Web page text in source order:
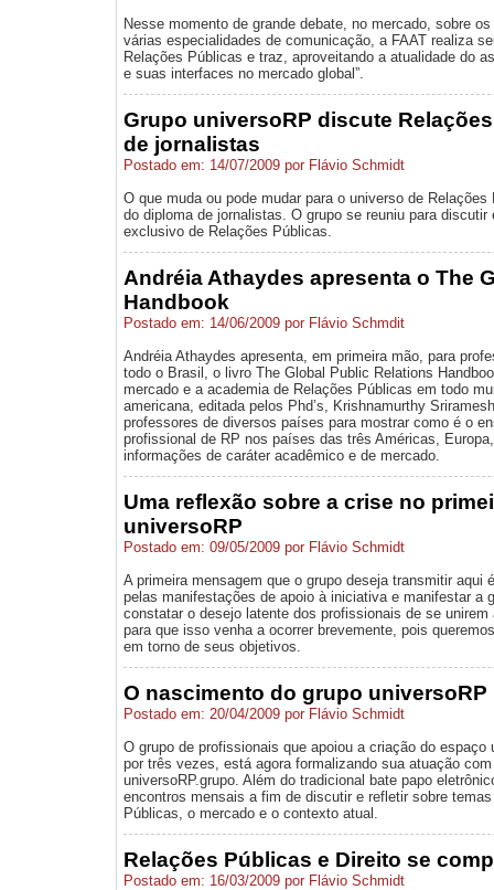
Nesse momento de grande debate, no mercado, sobre
várias especialidades de comunicação, a FAAT realiza
Relações Públicas e traz, aproveitando a atualidade do
e suas interfaces no mercado global”.
Grupo universoRP discute
de jornalistas
Postado em: 14/07/2009 por Flávio Schmidt
O que muda ou pode mudar para o universo de
do diploma de jornalistas. O grupo se reuniu para
exclusivo de Relações Públicas.
Andréia Athaydes apresenta o The
Handbook
Postado em: 14/06/2009 por Flávio Schmdit
Andréia Athaydes apresenta, em primeira mão, para
todo o Brasil, o livro The Global Public Relations
mercado e a academia de Relações Públicas em todo
americana, editada pelos Phd’s, Krishnamurthy
professores de diversos países para mostrar como é o
profissional de RP nos países das três Américas,
informações de caráter acadêmico e de mercado.
Uma reflexão sobre a crise no
universoRP
Postado em: 09/05/2009 por Flávio Schmidt
A primeira mensagem que o grupo deseja transmitir aqui
pelas manifestações de apoio à iniciativa e manifestar a
constatar o desejo latente dos profissionais de se
para que isso venha a ocorrer brevemente, pois
em torno de seus objetivos.
O nascimento do grupo universoRP
Postado em: 20/04/2009 por Flávio Schmidt
O grupo de profissionais que apoiou a criação do
por três vezes, está agora formalizando sua atuação
universoRP.grupo. Além do tradicional bate papo
encontros mensais a fim de discutir e refletir sobre
Públicas, o mercado e o contexto atual.
Relações Públicas e Direito se
Postado em: 16/03/2009 por Flávio Schmidt